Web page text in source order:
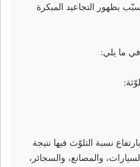
بظهور التجاعيد المبكرة
نسبة التلوّث فيها نتيجة
والمصانع، والسجائر،